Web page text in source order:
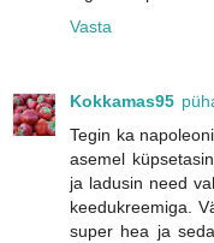
Vasta
Kokkamas95
Tegin ka
asemel
ja ladusin need
keedukreemiga.
super hea ja